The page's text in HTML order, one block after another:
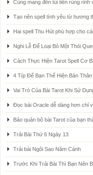
Cùng mang đến túi tiền rủng
Tạo nên spell tình yêu từ hương
Hai spell Thu Hút phù hợp cho
Nghi Lễ Để Loại Bỏ Một Thói
Cách Thực Hiện Tarot Spell Cơ
4 Típ Để Bạn Thể Hiện Bản
Vai Trò Của Bài Tarot Khi Sử
Đọc bài Oracle dễ dàng hơn chỉ
Bảo quản bộ bài Tarot của bạn
Trải Bài Thứ 6 Ngày 13
Trải bài Ngôi Sao Năm Cánh
Trước Khi Trải Bài Thì Bạn Nên